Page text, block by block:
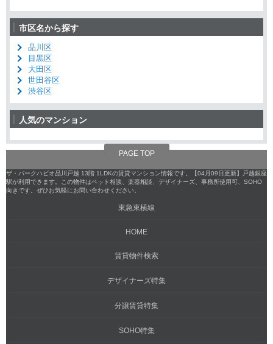
市区名から探す
品川区
目黒区
大田区
世田谷区
渋谷区
人気のマンション
PAGE TOP
ザ・パークハビオ品川戸越 13階 1LDKの賃貸マンション情報です。【04月09日更新】戸越銀座
駅が利用できます。この物件はペット相談、楽器相談、デザイナーズ、事務所使用可、SOHO
向きです。ぜひお気軽にお問い合わせください。
東急東横線
HOME
賃貸物件検索
デザイナーズ特集
分譲賃貸特集
SOHO特集